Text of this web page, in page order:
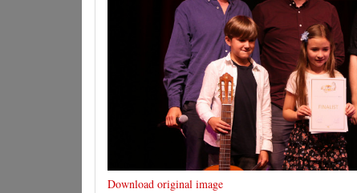
Download original image